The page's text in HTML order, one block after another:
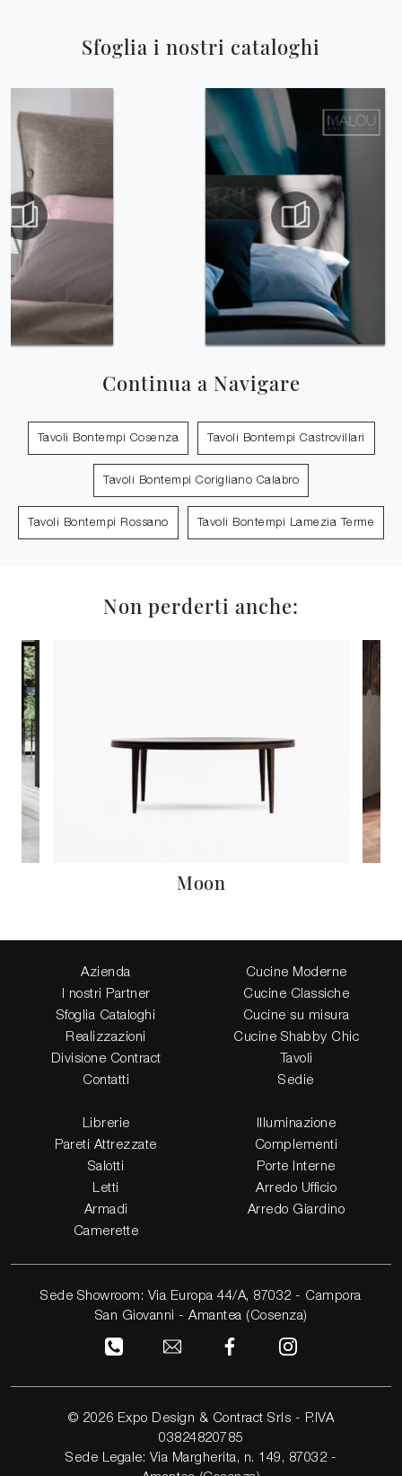
Sfoglia i nostri cataloghi
Continua a Navigare
Tavoli Bontempi Cosenza Tavoli Bontempi Castrovillari
Tavoli Bontempi Corigliano Calabro
Tavoli Bontempi Rossano Tavoli Bontempi Lamezia Terme
Non perderti anche:
Moon
Azienda
I nostri Partner
Sfoglia Cataloghi
Realizzazioni
Divisione Contract
Contatti
Cucine Moderne
Cucine Classiche
Cucine su misura
Cucine Shabby Chic
Tavoli
Sedie
Librerie
Pareti Attrezzate
Salotti
Letti
Armadi
Camerette
Illuminazione
Complementi
Porte Interne
Arredo Ufficio
Arredo Giardino
Sede Showroom: Via Europa 44/A, 87032 - Campora
San Giovanni - Amantea (Cosenza)
© 2026 Expo Design & Contract Srls - P.IVA
03824820785
Sede Legale: Via Margherita, n. 149, 87032 -